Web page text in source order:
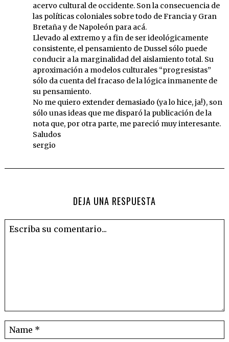
acervo cultural de occidente. Son la consecuencia de
las políticas coloniales sobre todo de Francia y Gran
Bretaña y de Napoleón para acá.
Llevado al extremo y a fin de ser ideológicamente
consistente, el pensamiento de Dussel sólo puede
conducir a la marginalidad del aislamiento total. Su
aproximación a modelos culturales “progresistas”
sólo da cuenta del fracaso de la lógica inmanente de
su pensamiento.
No me quiero extender demasiado (ya lo hice, ja!), son
sólo unas ideas que me disparó la publicación de la
nota que, por otra parte, me pareció muy interesante.
Saludos
sergio
DEJA UNA RESPUESTA